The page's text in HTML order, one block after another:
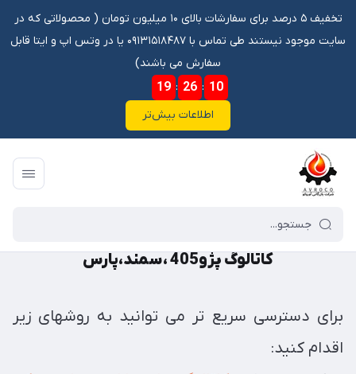
تخفیف ۵ درصد برای سفارشات بالای ۱۰ میلیون تومان ‌‌(‌‌ محصولاتی که در
سایت موجود نیستند طی تماس با ۰۹۱۳۱۵۱۸۴۸۷ یا در وتس اپ و ایتا قابل
سفارش می باشند)
19 : 26 : 09
اطلاعات بیش‌تر
فروشگاه آنلاین آوروکو
کاتالوگ پژو405 ،سمند،پارس
برای دسترسی سریع تر می توانید به روشهای زیر
اقدام کنید: